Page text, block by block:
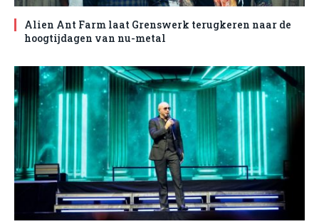
Alien Ant Farm laat Grenswerk terugkeren naar de
hoogtijdagen van nu-metal